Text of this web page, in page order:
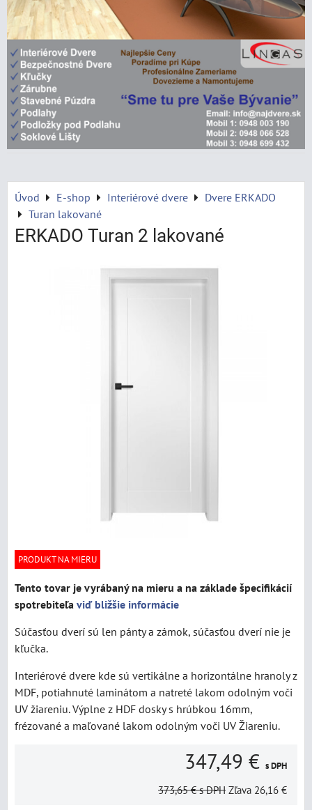
Úvod E-shop Interiérové dvere
Dvere ERKADO
Turan lakované
ERKADO Turan 2 lakované
PRODUKT NA MIERU
Tento tovar je vyrábaný na mieru a na základe špecifikácií
spotrebiteľa viď bližšie informácie
Súčasťou dverí sú len pánty a zámok, súčasťou dverí nie je
kľučka.
Interiérové dvere kde sú vertikálne a horizontálne hranoly z
MDF, potiahnuté laminátom a natreté lakom odolným voči
UV žiareniu. Výplne z HDF dosky s hrúbkou 16mm,
frézované a maľované lakom odolným voči UV Žiareniu.
347,49 € s DPH
373,65 € s DPH Zľava 26,16 €